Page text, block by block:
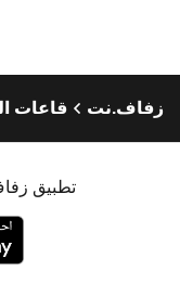
زفاف.نت قاعات
تطبيق